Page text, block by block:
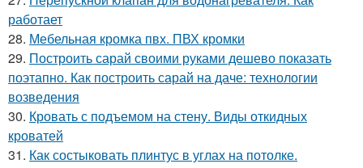
работает
28. Мебельная кромка пвх. ПВХ кромки
29. Построить сарай своими руками дешево показать
поэтапно. Как построить сарай на даче: технологии
возведения
30. Кровать с подъемом на стену. Виды откидных
кроватей
31. Как состыковать плинтус в углах на потолке.